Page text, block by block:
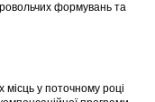
формувань та
місць у поточному році